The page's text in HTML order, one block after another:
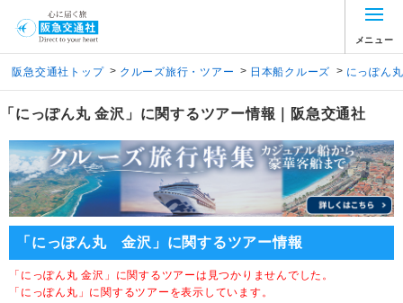
メニュー
阪急交通社トップ > クルーズ旅行・ツアー > 日本船クルーズ > にっぽん丸
「にっぽん丸 金沢」に関するツアー情報｜阪急交通社
「にっぽん丸 金沢」に関するツアー情報
「にっぽん丸 金沢」に関するツアーは見つかりませんでした。
「にっぽん丸」に関するツアーを表示しています。